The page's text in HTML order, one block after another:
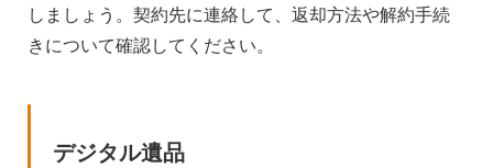
しましょう。契約先に連絡して、返却方法や解約手続
きについて確認してください。
デジタル遺品